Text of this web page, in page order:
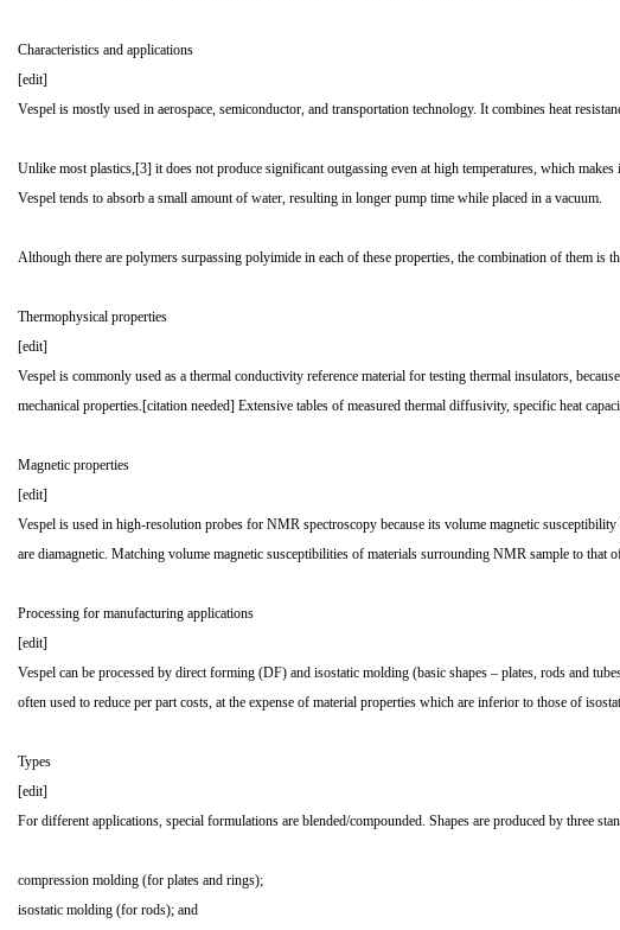
Characteristics and applications
[edit]
Vespel is mostly used in aerospace, semiconductor, and transportation technology. It combines heat
Unlike most plastics,[3] it does not produce significant outgassing even at high temperatures, which
Vespel tends to absorb a small amount of water, resulting in longer pump time while placed in a vacuum.
Although there are polymers surpassing polyimide in each of these properties, the combination of them is
Thermophysical properties
[edit]
Vespel is commonly used as a thermal conductivity reference material for testing thermal insulators,
mechanical properties.[citation needed] Extensive tables of measured thermal diffusivity, specific heat
Magnetic properties
[edit]
Vespel is used in high-resolution probes for NMR spectroscopy because its volume magnetic
are diamagnetic. Matching volume magnetic susceptibilities of materials surrounding NMR sample to that
Processing for manufacturing applications
[edit]
Vespel can be processed by direct forming (DF) and isostatic molding (basic shapes – plates, rods and
often used to reduce per part costs, at the expense of material properties which are inferior to those of
Types
[edit]
For different applications, special formulations are blended/compounded. Shapes are produced by three
compression molding (for plates and rings);
isostatic molding (for rods); and